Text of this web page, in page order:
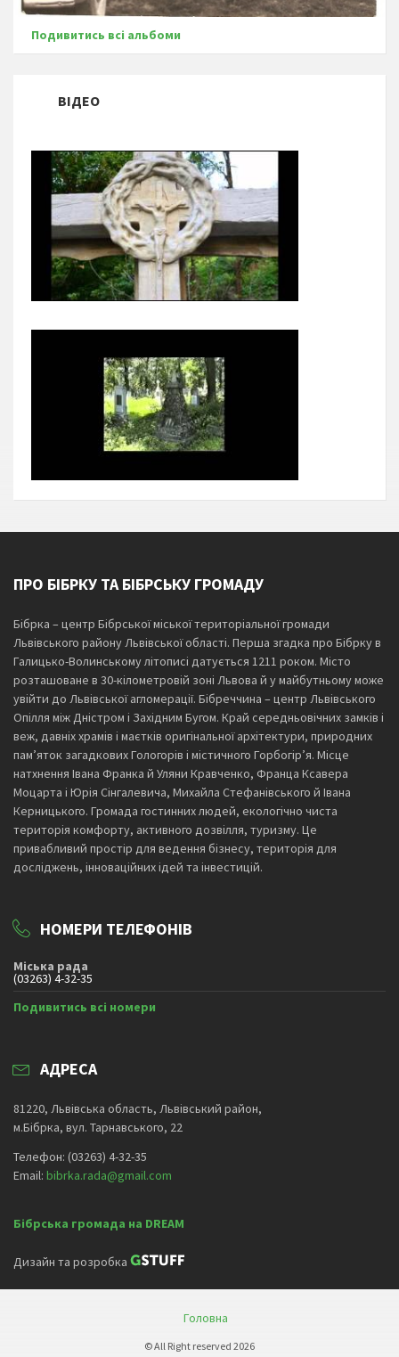
Подивитись всі альбоми
ВІДЕО
ПРО БІБРКУ ТА БІБРСЬКУ ГРОМАДУ
Бібрка – центр Бібрської міської територіальної громади
Львівського району Львівської області. Перша згадка про Бібрку в
Галицько-Волинському літописі датується 1211 роком. Місто
розташоване в 30-кілометровій зоні Львова й у майбутньому може
увійти до Львівської агломерації. Бібреччина – центр Львівського
Опілля між Дністром і Західним Бугом. Край середньовічних замків і
веж, давніх храмів і маєтків оригінальної архітектури, природних
пам’яток загадкових Гологорів і містичного Горбогір’я. Місце
натхнення Івана Франка й Уляни Кравченко, Франца Ксавера
Моцарта і Юрія Сінгалевича, Михайла Стефанівського й Івана
Керницького. Громада гостинних людей, екологічно чиста
територія комфорту, активного дозвілля, туризму. Це
привабливий простір для ведення бізнесу, територія для
досліджень, інноваційних ідей та інвестицій.
НОМЕРИ ТЕЛЕФОНІВ
Міська рада
(03263) 4-32-35
Подивитись всі номери
АДРЕСА
81220, Львівська область, Львівський район,
м.Бібрка, вул. Тарнавського, 22
Телефон: (03263) 4-32-35
Email: bibrka.rada@gmail.com
Бібрська громада на DREAM
Дизайн та розробка
Головна
© All Right reserved 2026